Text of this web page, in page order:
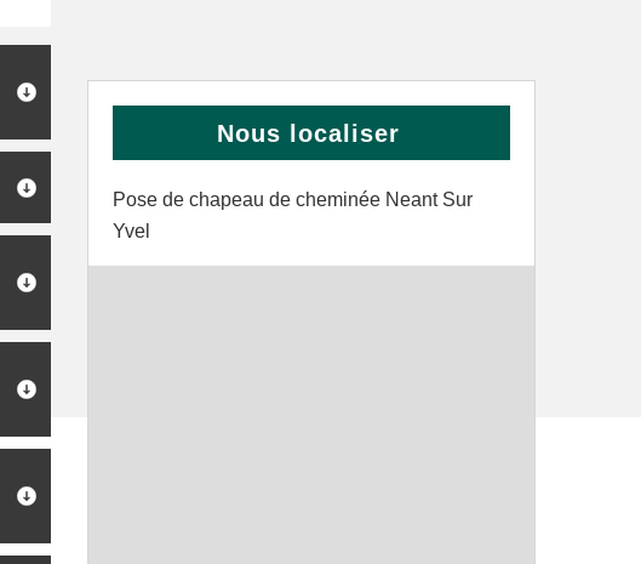
Nous localiser
Pose de chapeau de cheminée Neant Sur
Yvel